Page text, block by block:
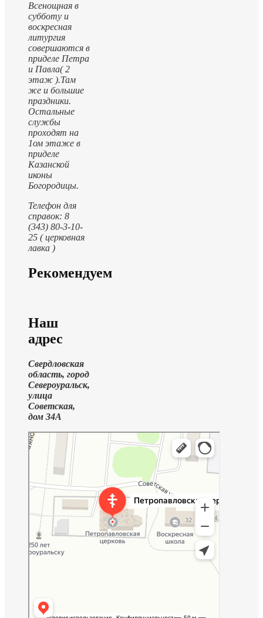
Всенощная в
субботу и
воскресная
литургия
совершаются в
приделе Петра
и Павла( 2
этаж ).Там
же и большие
праздники.
Остальные
службы
проходят на
1ом этаже в
приделе
Казанской
иконы
Богородицы.
Телефон для
справок: 8
(343) 80-3-10-
25 ( церковная
лавка )
Рекомендуем
Наш
адрес
Свердловская
область, город
Североуральск,
улица
Советская,
дом 34А